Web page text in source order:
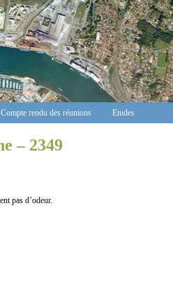
Compte rendu des réunions Etudes
– 2349
pas d’odeur.